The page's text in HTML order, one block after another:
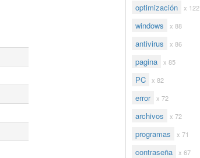
optimización x 122
windows x 88
antivirus x 86
pagina x 85
PC x 82
error x 72
archivos x 72
programas x 71
contraseña x 67